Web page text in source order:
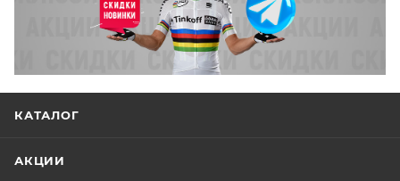
КАТАЛОГ
АКЦИИ